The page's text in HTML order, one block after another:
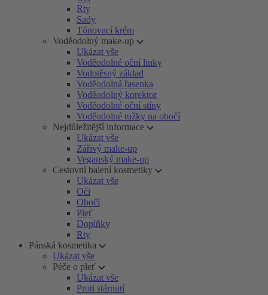
Rty
Sady
Tónovací krém
Voděodolný make-up
Ukázat vše
Voděodolné oční linky
Vodotěsný základ
Voděodolná řasenka
Voděodolný korektor
Voděodolné oční stíny
Voděodolné tužky na obočí
Nejdůležitější informace
Ukázat vše
Zářivý make-up
Veganský make-up
Cestovní balení kosmetiky
Ukázat vše
Oči
Obočí
Pleť
Doplňky
Rty
Pánská kosmetika
Ukázat vše
Péče o pleť
Ukázat vše
Proti stárnutí